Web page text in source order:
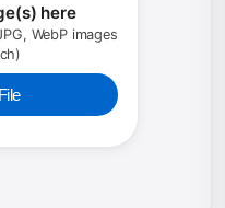
here
WebP images